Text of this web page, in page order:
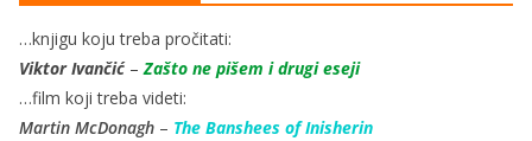
…knjigu koju treba pročitati:
Viktor Ivančić–Zašto ne pišem i drugi eseji
…film koji treba videti:
Martin McDonagh – The Banshees of Inisherin